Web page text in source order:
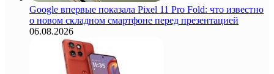
Google впервые показала Pixel 11 Pro Fold: что известно
о новом складном смартфоне перед презентацией
06.08.2026